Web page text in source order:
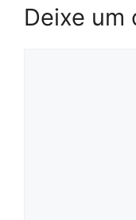
Deixe um